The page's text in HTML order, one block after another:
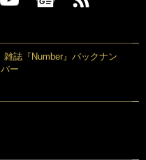
雑誌『Number』バックナン
バー